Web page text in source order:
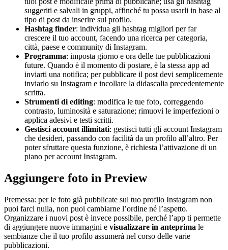
suggeriti e salvali in gruppi, affinché tu possa usarli in base al
tipo di post da inserire sul profilo.
Hashtag finder: individua gli hashtag migliori per far
crescere il tuo account, facendo una ricerca per categoria,
città, paese e community di Instagram.
Programma: imposta giorno e ora delle tue pubblicazioni
future. Quando è il momento di postare, è la stessa app ad
inviarti una notifica; per pubblicare il post devi semplicemente
inviarlo su Instagram e incollare la didascalia precedentemente
scritta.
Strumenti di editing: modifica le tue foto, correggendo
contrasto, luminosità e saturazione; rimuovi le imperfezioni o
applica adesivi e testi scritti.
Gestisci account illimitati: gestisci tutti gli account Instagram
che desideri, passando con facilità da un profilo all’altro. Per
poter sfruttare questa funzione, è richiesta l’attivazione di un
piano per account Instagram.
Aggiungere foto in Preview
Premessa: per le foto già pubblicate sul tuo profilo Instagram non
puoi farci nulla, non puoi cambiarne l’ordine né l’aspetto.
Organizzare i nuovi post è invece possibile, perché l’app ti permette
di aggiungere nuove immagini e visualizzare in anteprima le
sembianze che il tuo profilo assumerà nel corso delle varie
pubblicazioni.